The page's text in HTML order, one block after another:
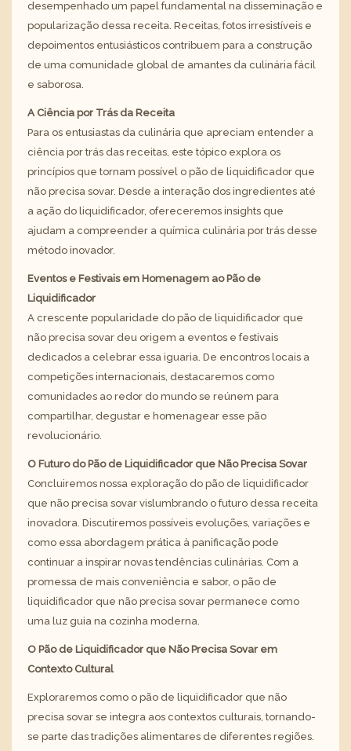
desempenhado um papel fundamental na disseminação e
popularização dessa receita. Receitas, fotos irresistíveis e
depoimentos entusiásticos contribuem para a construção
de uma comunidade global de amantes da culinária fácil
e saborosa.
A Ciência por Trás da Receita
Para os entusiastas da culinária que apreciam entender a
ciência por trás das receitas, este tópico explora os
princípios que tornam possível o pão de liquidificador que
não precisa sovar. Desde a interação dos ingredientes até
a ação do liquidificador, ofereceremos insights que
ajudam a compreender a química culinária por trás desse
método inovador.
Eventos e Festivais em Homenagem ao Pão de
Liquidificador
A crescente popularidade do pão de liquidificador que
não precisa sovar deu origem a eventos e festivais
dedicados a celebrar essa iguaria. De encontros locais a
competições internacionais, destacaremos como
comunidades ao redor do mundo se reúnem para
compartilhar, degustar e homenagear esse pão
revolucionário.
O Futuro do Pão de Liquidificador que Não Precisa Sovar
Concluiremos nossa exploração do pão de liquidificador
que não precisa sovar vislumbrando o futuro dessa receita
inovadora. Discutiremos possíveis evoluções, variações e
como essa abordagem prática à panificação pode
continuar a inspirar novas tendências culinárias. Com a
promessa de mais conveniência e sabor, o pão de
liquidificador que não precisa sovar permanece como
uma luz guia na cozinha moderna.
O Pão de Liquidificador que Não Precisa Sovar em
Contexto Cultural
Exploraremos como o pão de liquidificador que não
precisa sovar se integra aos contextos culturais, tornando-
se parte das tradições alimentares de diferentes regiões.